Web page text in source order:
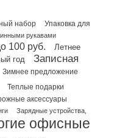
и телефонные книжки
Планинги датированные
Планинги недатированные
Телефонные книжки
на ежедневник
Рюкзаки
для планшетов и ноутбуков
набор
Упаковка для
рукавами
100 руб.
Летнее
год
Записная
Зимнее предложение
Теплые подарки
аксессуары
Зарядные устройства,
офисные